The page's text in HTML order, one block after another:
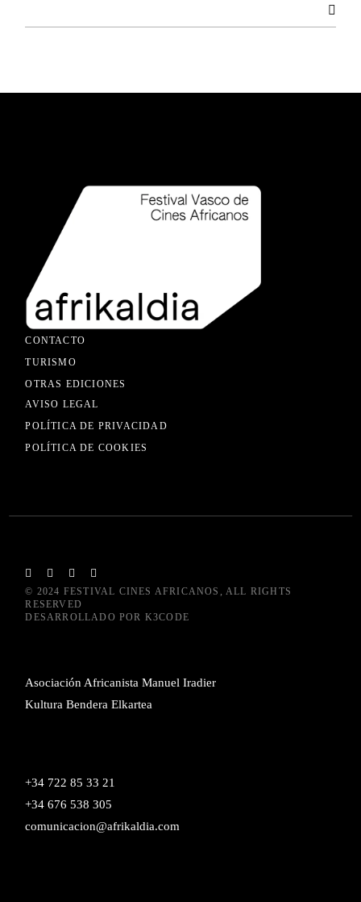
CONTACTO
TURISMO
OTRAS EDICIONES
AVISO LEGAL
POLÍTICA DE PRIVACIDAD
POLÍTICA DE COOKIES
© 2024 FESTIVAL CINES AFRICANOS
, ALL RIGHTS
RESERVED
DESARROLLADO POR K3CODE
Asociación Africanista Manuel Iradier
Kultura Bendera Elkartea
+34 722 85 33 21
+34 676 538 305
comunicacion@afrikaldia.com